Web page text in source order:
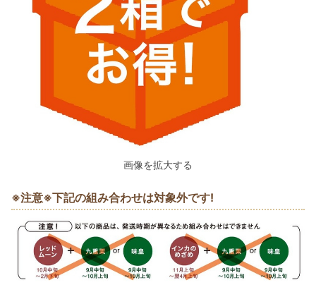
画像を拡大する
※注意※下記の組み合わせは対象外です!